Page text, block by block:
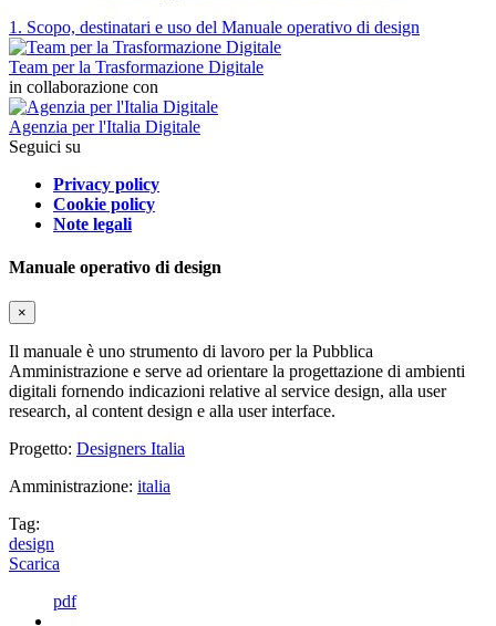
1. Scopo, destinatari e uso del Manuale operativo di design
Team per la Trasformazione Digitale
in collaborazione con
Agenzia per l'Italia Digitale
Seguici su
Privacy policy
Cookie policy
Note legali
Manuale operativo di design
×
Il manuale è uno strumento di lavoro per la Pubblica
Amministrazione e serve ad orientare la progettazione di ambienti
digitali fornendo indicazioni relative al service design, alla user
research, al content design e alla user interface.
Progetto: Designers Italia
Amministrazione: italia
Tag:
design
Scarica
pdf